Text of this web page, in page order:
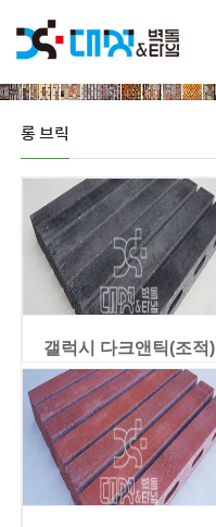
롱 브릭
갤럭시 다크앤틱(조적)